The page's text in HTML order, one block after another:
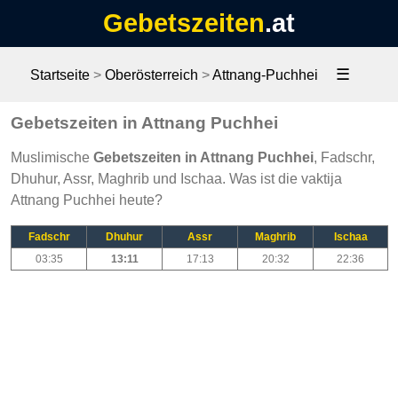
Gebetszeiten.at
Startseite > Oberösterreich >Attnang-Puchhei ☰
Gebetszeiten in Attnang Puchhei
Muslimische Gebetszeiten in Attnang Puchhei, Fadschr,
Dhuhur, Assr, Maghrib und Ischaa. Was ist die vaktija
Attnang Puchhei heute?
Fadschr Dhuhur Assr Maghrib
Ischaa
03:35
13:11 17:13 20:32 22:36